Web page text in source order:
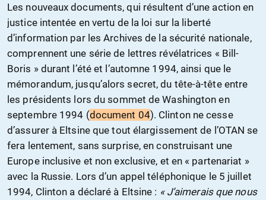
Les nouveaux documents, qui résultent d’une action en
justice intentée en vertu de la loi sur la liberté
d’information par les Archives de la sécurité nationale,
comprennent une série de lettres révélatrices « Bill-
Boris » durant l’été et l’automne 1994, ainsi que le
mémorandum, jusqu’alors secret, du tête-à-tête entre
les présidents lors du sommet de Washington en
septembre 1994 (document 04). Clinton ne cesse
d’assurer à Eltsine que tout élargissement de l’OTAN se
fera lentement, sans surprise, en construisant une
Europe inclusive et non exclusive, et en « partenariat »
avec la Russie. Lors d’un appel téléphonique le 5 juillet
1994, Clinton a déclaré à Eltsine : « J’aimerais que nous